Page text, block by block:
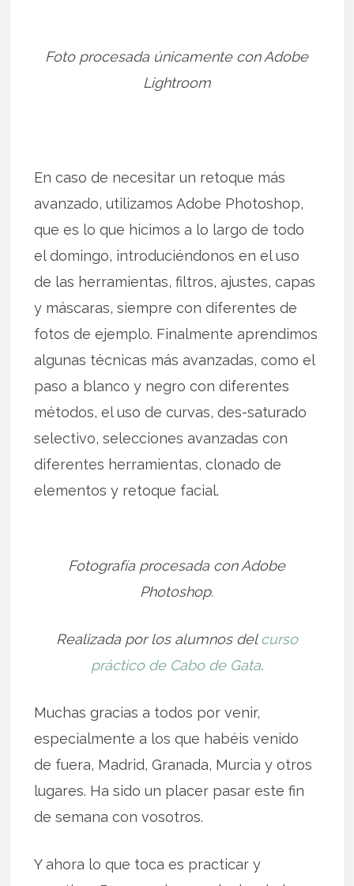
Foto procesada únicamente con Adobe
Lightroom
En caso de necesitar un retoque más
avanzado, utilizamos Adobe Photoshop,
que es lo que hicimos a lo largo de todo
el domingo, introduciéndonos en el uso
de las herramientas, filtros, ajustes, capas
y máscaras, siempre con diferentes de
fotos de ejemplo. Finalmente aprendimos
algunas técnicas más avanzadas, como el
paso a blanco y negro con diferentes
métodos, el uso de curvas, des-saturado
selectivo, selecciones avanzadas con
diferentes herramientas, clonado de
elementos y retoque facial.
Fotografía procesada con Adobe
Photoshop.
Realizada por los alumnos delcurso
práctico de Cabo de Gata.
Muchas gracias a todos por venir,
especialmente a los que habéis venido
de fuera, Madrid, Granada, Murcia y otros
lugares. Ha sido un placer pasar este fin
de semana con vosotros.
Y ahora lo que toca es practicar y